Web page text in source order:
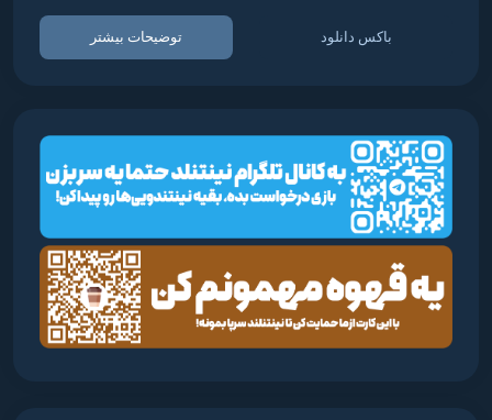
باکس دانلود توضیحات بیشتر